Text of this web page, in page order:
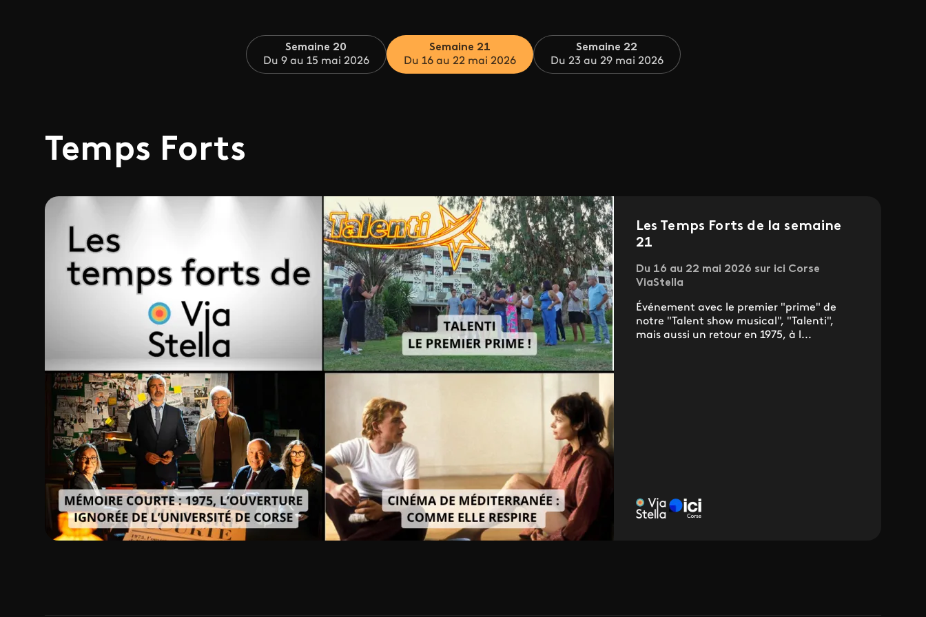
Semaine 20
Du 9 au 15 mai 2026
Semaine 21
Du 16 au 22 mai 2026
Semaine 22
Du 23 au 29 mai 2026
Temps Forts
Les Temps Forts de la semaine
21
Du 16 au 22 mai 2026 sur ici Corse
ViaStella
Événement avec le premier "prime" de
notre "Talent show musical", "Talenti",
mais aussi un retour en 1975, à l...